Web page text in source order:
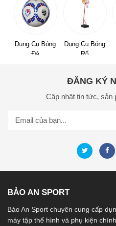
Dụng Cụ Bóng
Đá
Dụng Cụ Bóng
Rổ
ĐĂNG KÝ
Cập nhật tin tức, sản
BẢO AN SPORT
Bảo An Sport chuyên cung cấp
máy tập thể hình và phụ kiện